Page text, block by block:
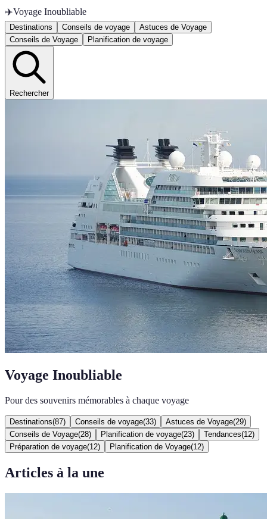
✈️Voyage Inoubliable
Destinations Conseils de voyage
Astuces de Voyage
Conseils de Voyage
Planification de voyage
Rechercher
Voyage Inoubliable
Pour des souvenirs mémorables à chaque voyage
Destinations(87) Conseils de voyage(33) Astuces de Voyage(29)
Conseils de Voyage(28) Planification de voyage(23) Tendances(12)
Préparation de voyage(12) Planification de Voyage(12)
Articles à la une